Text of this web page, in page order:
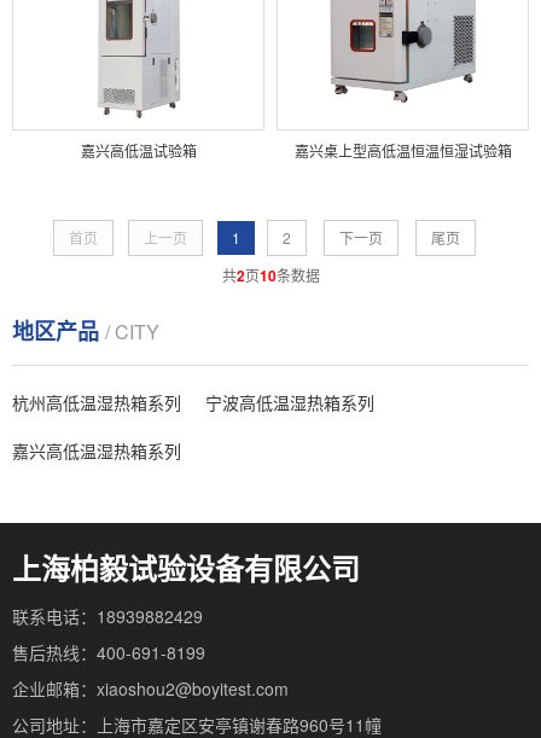
嘉兴高低温试验箱 嘉兴桌上型高低温恒温恒湿试验箱
首页 上一页 1 2 下一页
尾页
共2页10条数据
地区产品 / CITY
杭州高低温湿热箱系列
宁波高低温湿热箱系列
嘉兴高低温湿热箱系列
上海柏毅试验设备有限公司
联系电话：18939882429
售后热线：400-691-8199
企业邮箱：xiaoshou2@boyitest.com
公司地址：上海市嘉定区安亭镇谢春路960号11幢